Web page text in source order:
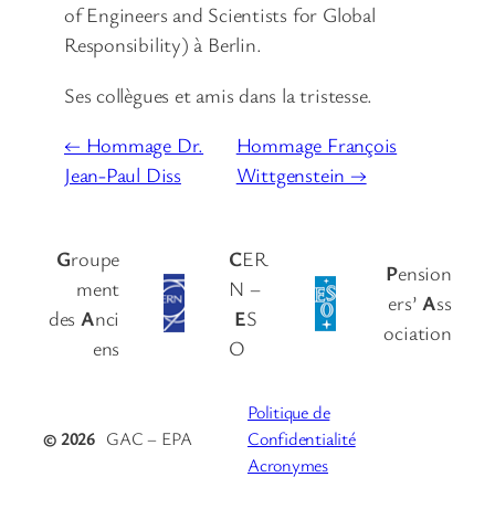
of Engineers and Scientists for Global
Responsibility) à Berlin.
Ses collègues et amis dans la tristesse.
← Hommage Dr.
Jean-Paul Diss
Hommage François
Wittgenstein →
Groupe
ment
des Anci
ens
CER
N –
ES
O
Pension
ers’Ass
ociation
© 2026 GAC – EPA
Politique de
Confidentialité
Acronymes